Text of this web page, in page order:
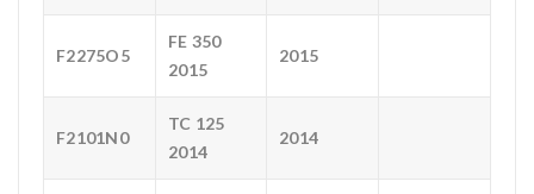
F2275O5
FE 350
2015
2015
F2101N0
TC 125
2014
2014